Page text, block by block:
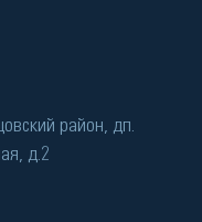
район, дп.
д.2